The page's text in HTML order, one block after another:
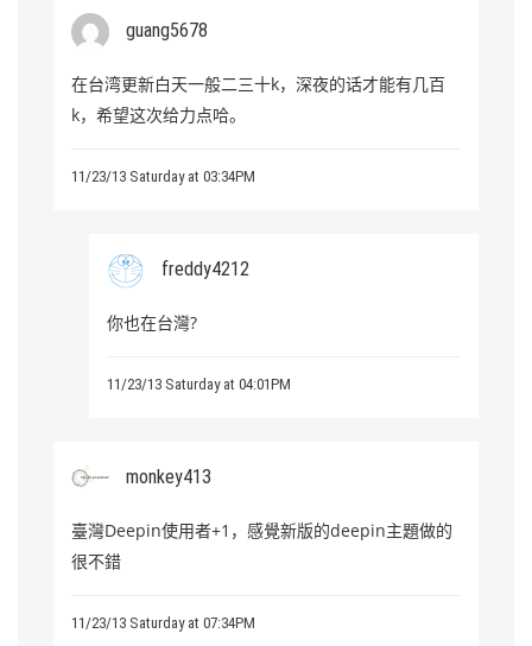
guang5678
在台湾更新白天一般二三十k，深夜的话才能有几百
k，希望这次给力点哈。
11/23/13 Saturday at 03:34PM
freddy4212
你也在台灣?
11/23/13 Saturday at 04:01PM
monkey413
臺灣Deepin使用者+1，感覺新版的deepin主題做的
很不錯
11/23/13 Saturday at 07:34PM